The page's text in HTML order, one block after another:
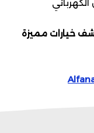
خيارات مميزة